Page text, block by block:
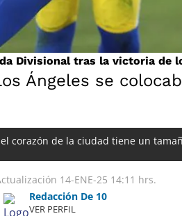
Divisional tras la victoria de
Ángeles se
corazón de la ciudad tiene un
14-ENE-25 14:11 hrs.
Redacción De 10
VER PERFIL